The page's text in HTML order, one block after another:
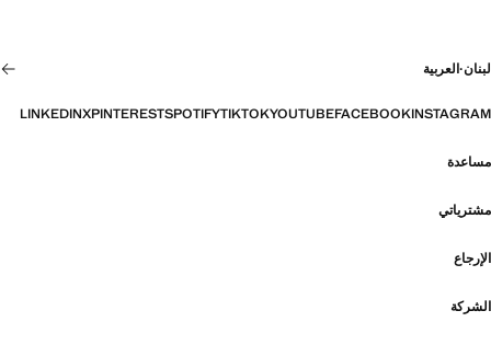
لبنان·العربية
INSTAGRAM
FACEBOOK
YOUTUBE
TIKTOK
SPOTIFY
PINTEREST
X
LINKEDIN
مساعدة
مشترياتي
الإرجاع
الشركة